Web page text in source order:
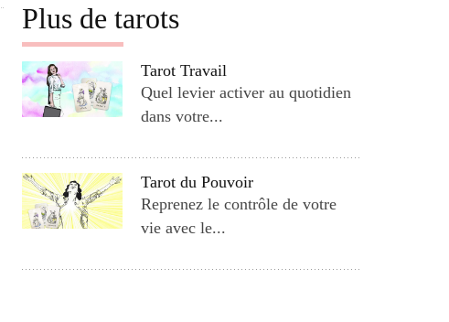
Plus de tarots
Tarot Travail
Quel levier activer au quotidien
dans votre...
Tarot du Pouvoir
Reprenez le contrôle de votre
vie avec le...